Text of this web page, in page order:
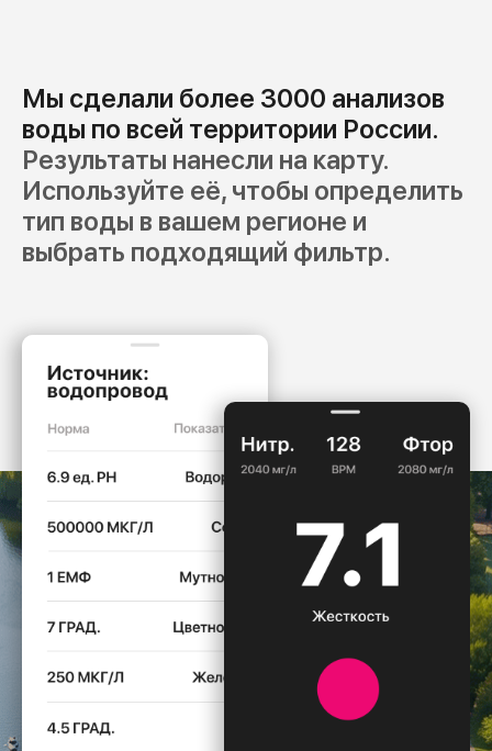
Мы сделали более 3000 анализов
воды по всей территории России.
Результаты нанесли на карту.
Используйте её, чтобы определить
тип воды в вашем регионе и
выбрать подходящий фильтр.